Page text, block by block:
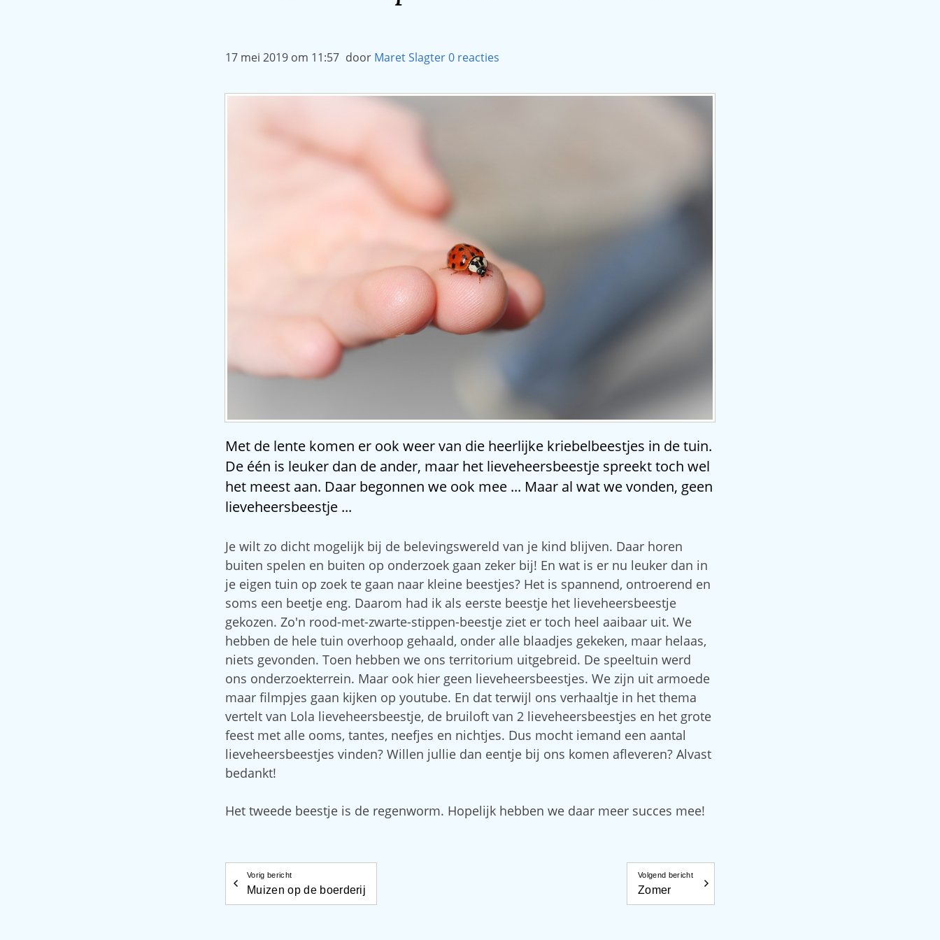
17 mei 2019 om 11:57 door Maret Slagter0 reacties
Met de lente komen er ook weer van die heerlijke kriebelbeestjes in de tuin.
De één is leuker dan de ander, maar het lieveheersbeestje spreekt toch wel
het meest aan. Daar begonnen we ook mee ... Maar al wat we vonden, geen
lieveheersbeestje ...
Je wilt zo dicht mogelijk bij de belevingswereld van je kind blijven. Daar horen
buiten spelen en buiten op onderzoek gaan zeker bij! En wat is er nu leuker dan in
je eigen tuin op zoek te gaan naar kleine beestjes? Het is spannend, ontroerend en
soms een beetje eng. Daarom had ik als eerste beestje het lieveheersbeestje
gekozen. Zo'n rood-met-zwarte-stippen-beestje ziet er toch heel aaibaar uit. We
hebben de hele tuin overhoop gehaald, onder alle blaadjes gekeken, maar helaas,
niets gevonden. Toen hebben we ons territorium uitgebreid. De speeltuin werd
ons onderzoekterrein. Maar ook hier geen lieveheersbeestjes. We zijn uit armoede
maar filmpjes gaan kijken op youtube. En dat terwijl ons verhaaltje in het thema
vertelt van Lola lieveheersbeestje, de bruiloft van 2 lieveheersbeestjes en het grote
feest met alle ooms, tantes, neefjes en nichtjes. Dus mocht iemand een aantal
lieveheersbeestjes vinden? Willen jullie dan eentje bij ons komen afleveren? Alvast
bedankt!
Het tweede beestje is de regenworm. Hopelijk hebben we daar meer succes mee!
Vorig bericht
Muizen op de boerderij
Volgend bericht
Zomer